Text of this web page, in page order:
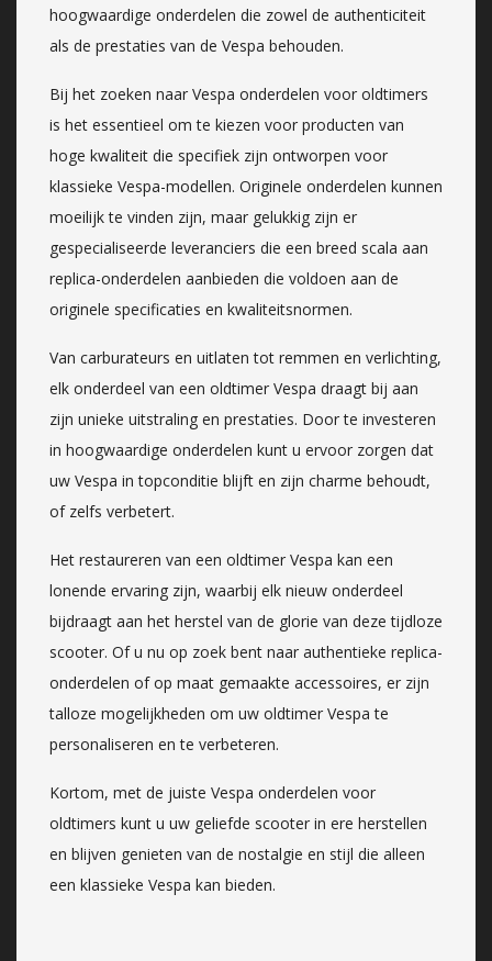
hoogwaardige onderdelen die zowel de authenticiteit
als de prestaties van de Vespa behouden.
Bij het zoeken naar Vespa onderdelen voor oldtimers
is het essentieel om te kiezen voor producten van
hoge kwaliteit die specifiek zijn ontworpen voor
klassieke Vespa-modellen. Originele onderdelen kunnen
moeilijk te vinden zijn, maar gelukkig zijn er
gespecialiseerde leveranciers die een breed scala aan
replica-onderdelen aanbieden die voldoen aan de
originele specificaties en kwaliteitsnormen.
Van carburateurs en uitlaten tot remmen en verlichting,
elk onderdeel van een oldtimer Vespa draagt bij aan
zijn unieke uitstraling en prestaties. Door te investeren
in hoogwaardige onderdelen kunt u ervoor zorgen dat
uw Vespa in topconditie blijft en zijn charme behoudt,
of zelfs verbetert.
Het restaureren van een oldtimer Vespa kan een
lonende ervaring zijn, waarbij elk nieuw onderdeel
bijdraagt aan het herstel van de glorie van deze tijdloze
scooter. Of u nu op zoek bent naar authentieke replica-
onderdelen of op maat gemaakte accessoires, er zijn
talloze mogelijkheden om uw oldtimer Vespa te
personaliseren en te verbeteren.
Kortom, met de juiste Vespa onderdelen voor
oldtimers kunt u uw geliefde scooter in ere herstellen
en blijven genieten van de nostalgie en stijl die alleen
een klassieke Vespa kan bieden.